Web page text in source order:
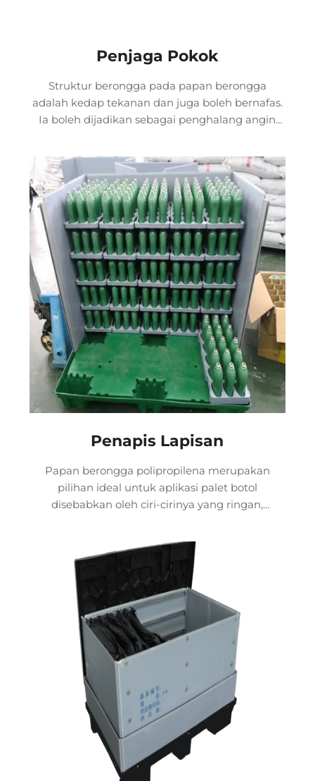
Penjaga Pokok
Struktur berongga pada papan berongga
adalah kedap tekanan dan juga boleh bernafas.
Ia boleh dijadikan sebagai penghalang angin
secara berkesan menahan kerosakan mekanikal
kepada anak benih atau tumbuhan rapuh...
Penapis Lapisan
Papan berongga polipropilena merupakan
pilihan ideal untuk aplikasi palet botol
disebabkan oleh ciri-cirinya yang ringan,
alam sekitar. Struktur berongga dua lapisannya
yang digabungkan dengan reka bentuk rusuk
pengukuhan mempunyai ko...